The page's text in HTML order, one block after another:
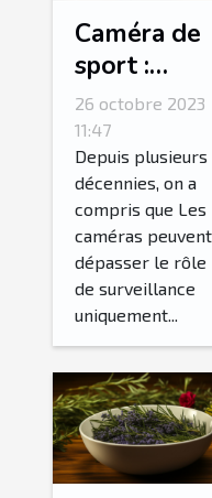
Caméra de
sport :
parlons-en !
26 octobre 2023
11:47
Depuis plusieurs
décennies, on a
compris que Les
caméras peuvent
dépasser le rôle
de surveillance
uniquement...